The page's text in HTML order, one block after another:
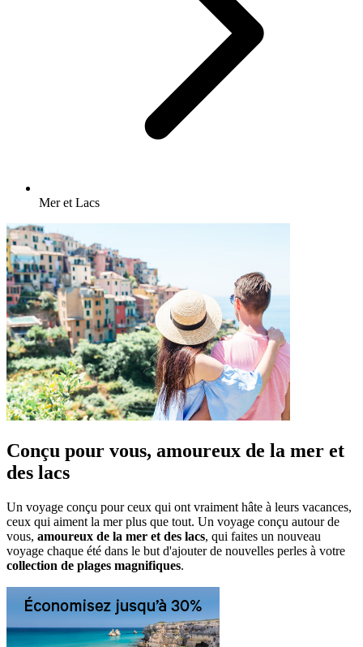
Mer et Lacs
Conçu pour vous, amoureux de la mer et
des lacs
Un voyage conçu pour ceux qui ont vraiment hâte à leurs vacances,
ceux qui aiment la mer plus que tout. Un voyage conçu autour de
vous, amoureux de la mer et des lacs, qui faites un nouveau
voyage chaque été dans le but d'ajouter de nouvelles perles à votre
collection de plages magnifiques.